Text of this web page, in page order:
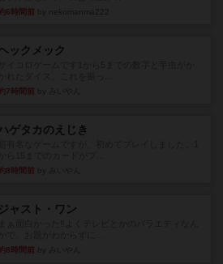
6時間前
ックメック
7時間前
ゲタカのえじき
8時間前
ジャスト・ワン
8時間前